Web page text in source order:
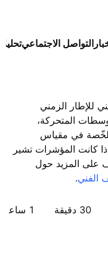
التواصل الاجتماعي
للإطار الزمني
المتحركة،
مُلخّصة في مقياس
كانت المؤشرات تشير
على المزيد حول
الفني.
30 دقيقة 1 ساعة